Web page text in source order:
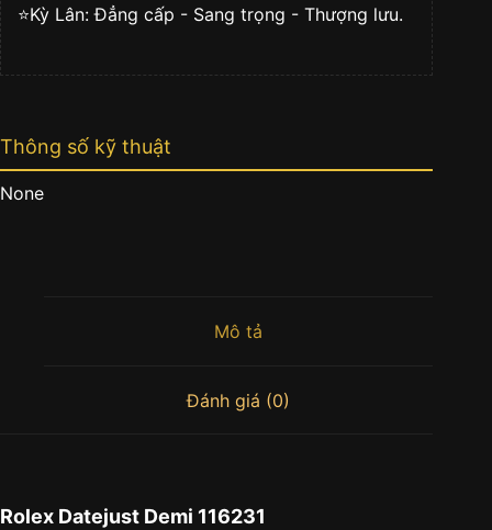
⭐️Kỳ Lân: Đẳng cấp - Sang trọng - Thượng lưu.
Thông số kỹ thuật
None
Mô tả
Đánh giá (0)
Rolex Datejust Demi 116231